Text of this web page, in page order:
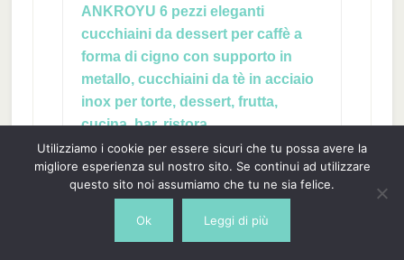
ANKROYU 6 pezzi eleganti
cucchiaini da dessert per caffè a
forma di cigno con supporto in
metallo, cucchiaini da tè in acciaio
inox per torte, dessert, frutta,
cucina, bar, ristora
[SET COMPLETO ELEGANTE]
Questo set di cucchiai da dessert
premium comprende 6 cucchiai
splendidamente realizzati e 1 squisito
Utilizziamo i cookie per essere sicuri che tu possa avere la
migliore esperienza sul nostro sito. Se continui ad utilizzare
questo sito noi assumiamo che tu ne sia felice.
Ok Leggi di più